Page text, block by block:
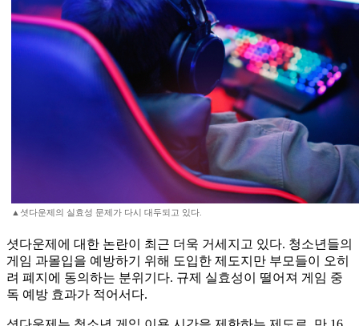
▲셧다운제의 실효성 문제가 다시 대두되고 있다.
셧다운제에 대한 논란이 최근 더욱 거세지고 있다. 청소년들의
게임 과몰입을 예방하기 위해 도입한 제도지만 부모들이 오히
려 폐지에 동의하는 분위기다. 규제 실효성이 떨어져 게임 중
독 예방 효과가 적어서다.